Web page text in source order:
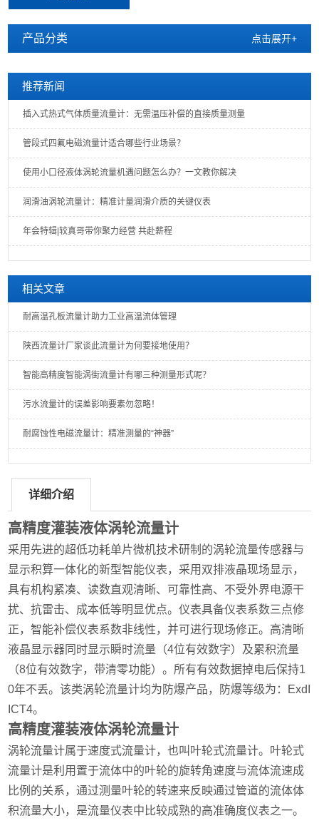
产品分类 点击展开+
推荐新闻
插入式热式气体质量流量计：无需温压补偿的直接质量测量
管段式四氟电磁流量计适合哪些行业场景？
使用小口径液体涡轮流量机遇问题怎么办？一文教你解决
润滑油涡轮流量计：精准计量润滑介质的关键仪表
年会特辑|较真哥带你聚力经营 共赴薪程
相关文章
耐高温孔板流量计助力工业高温流体管理
陕西流量计厂家谈此流量计为何要接地使用？
智能高精度智能涡街流量计有哪三种测量形式呢？
污水流量计的误差影响要素勿忽略！
耐腐蚀性电磁流量计：精准测量的“神器”
详细介绍
高精度灌装液体涡轮流量计
采用先进的超低功耗单片微机技术研制的涡轮流量传感器与
显示积算一体化的新型智能仪表，采用双排液晶现场显示，
具有机构紧凑、读数直观清晰、可靠性高、不受外界电源干
扰、抗雷击、成本低等明显优点。仪表具备仪表系数三点修
正，智能补偿仪表系数非线性，并可进行现场修正。高清晰
液晶显示器同时显示瞬时流量（4位有效数字）及累积流量
（8位有效数字，带清零功能）。所有有效数据掉电后保持1
0年不丢。该类涡轮流量计均为防爆产品，防爆等级为：ExdI
ICT4。
高精度灌装液体涡轮流量计
涡轮流量计属于速度式流量计，也叫叶轮式流量计。叶轮式
流量计是利用置于流体中的叶轮的旋转角速度与流体流速成
比例的关系，通过测量叶轮的转速来反映通过管道的流体体
积流量大小，是流量仪表中比较成熟的高准确度仪表之一。